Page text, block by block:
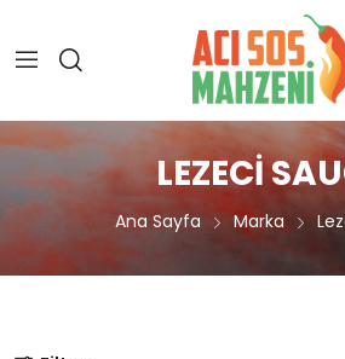
LEZECI
Ana Sayfa Marka